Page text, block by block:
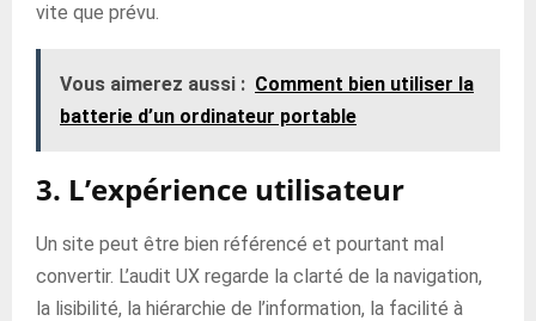
vite que prévu.
Vous aimerez aussi : Comment bien utiliser la
batterie d’un ordinateur portable
3. L’expérience utilisateur
Un site peut être bien référencé et pourtant mal
convertir. L’audit UX regarde la clarté de la navigation,
la lisibilité, la hiérarchie de l’information, la facilité à